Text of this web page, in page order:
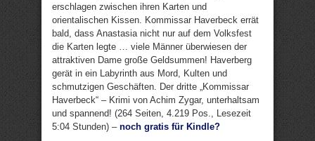
erschlagen zwischen ihren Karten und
orientalischen Kissen. Kommissar Haverbeck errät
bald, dass Anastasia nicht nur auf dem Volksfest
die Karten legte … viele Männer überwiesen der
attraktiven Dame große Geldsummen! Haverberg
gerät in ein Labyrinth aus Mord, Kulten und
schmutzigen Geschäften. Der dritte „Kommissar
Haverbeck“ – Krimi von Achim Zygar, unterhaltsam
und spannend! (264 Seiten, 4.219 Pos., Lesezeit
5:04 Stunden) – noch gratis für Kindle?